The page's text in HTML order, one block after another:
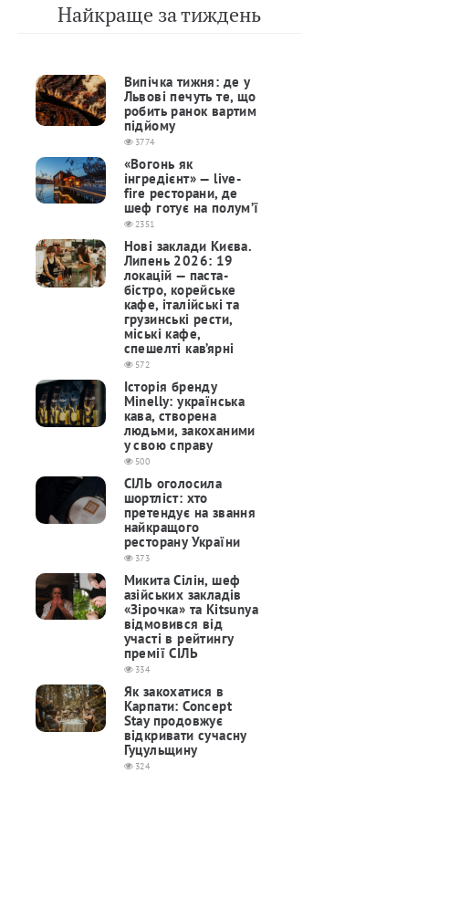
Найкраще за тиждень
Випічка тижня: де у
Львові печуть те, що
робить ранок вартим
підйому
3774
«Вогонь як
інгредієнт» — live-
fire ресторани, де
шеф готує на полум’ї
2351
Нові заклади Києва.
Липень 2026: 19
локацій — паста-
бістро, корейське
кафе, італійські та
грузинські рести,
міські кафе,
спешелті кав’ярні
572
Історія бренду
Minelly: українська
кава, створена
людьми, закоханими
у свою справу
500
СІЛЬ оголосила
шортліст: хто
претендує на звання
найкращого
ресторану України
373
Микита Сілін, шеф
азійських закладів
«Зірочка» та Kitsunya
відмовився від
участі в рейтингу
премії СІЛЬ
334
Як закохатися в
Карпати: Concept
Stay продовжує
відкривати сучасну
Гуцульщину
324